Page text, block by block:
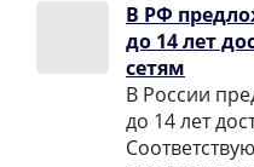
В РФ
до 14 лет
сетям
В России
до 14 лет